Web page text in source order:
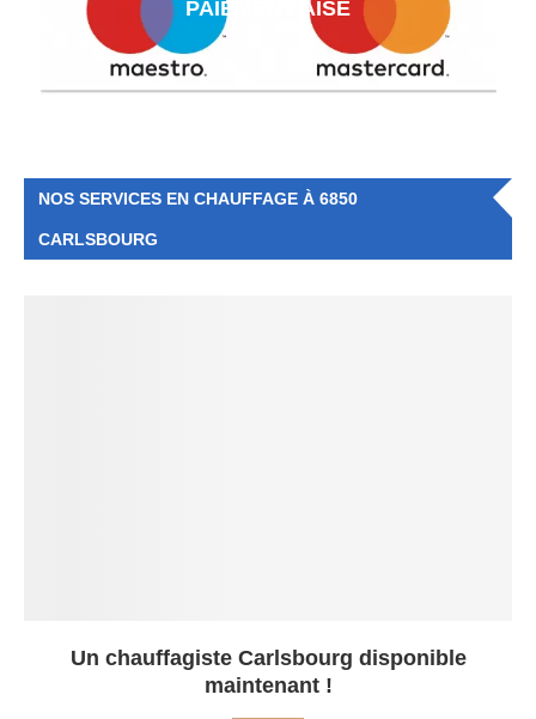
PAIEMENT AISÉ
NOS SERVICES EN CHAUFFAGE À 6850
CARLSBOURG
Un chauffagiste Carlsbourg disponible
maintenant !